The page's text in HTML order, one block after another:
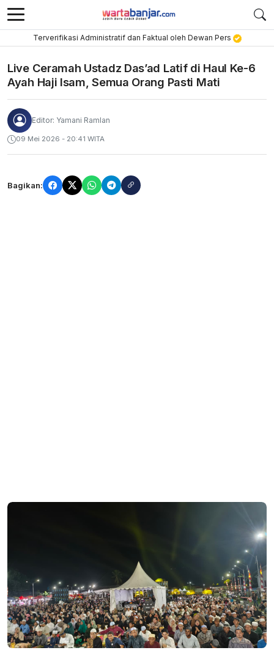
Terverifikasi Administratif dan Faktual oleh Dewan Pers
Live Ceramah Ustadz Das’ad Latif di Haul Ke-6
Ayah Haji Isam, Semua Orang Pasti Mati
Editor: Yamani Ramlan
09 Mei 2026 - 20:41 WITA
Bagikan: